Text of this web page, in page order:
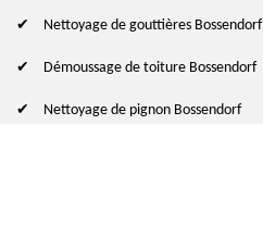
Nettoyage de gouttières Bossendorf
Démoussage de toiture Bossendorf
Nettoyage de pignon Bossendorf